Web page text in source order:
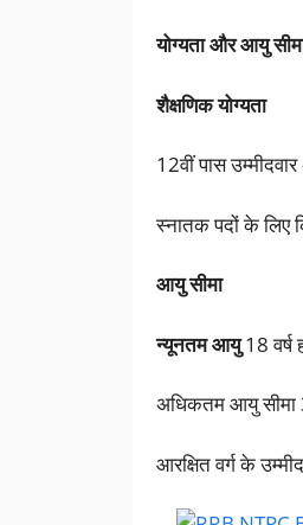
योग्यता और आयु
शैक्षणिक योग्यता
12वीं पास
स्नातक पदों के लिए
आयु सीमा
न्यूनतम आयु18 वर्ष
अधिकतम आयु सीमा
आरक्षित वर्ग के